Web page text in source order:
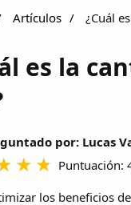
Artículos ¿Cuál
es la
por: Lucas
Puntuación:
los beneficios